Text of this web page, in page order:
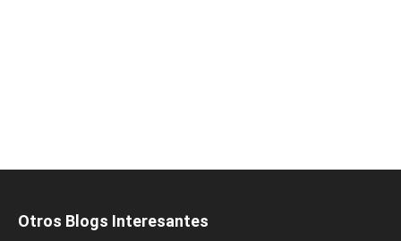
Otros Blogs Interesantes